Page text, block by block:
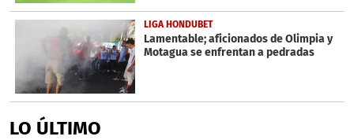
LIGA HONDUBET
Lamentable; aficionados de Olimpia y
Motagua se enfrentan a pedradas
LO ÚLTIMO